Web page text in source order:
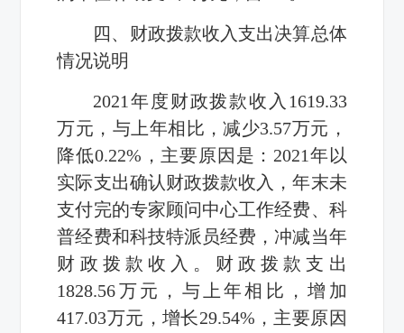
四、财政拨款收入支出决算总体
情况说明
2021年度财政拨款收入1619.33
万元，与上年相比，减少3.57万元，
降低0.22%，主要原因是：2021年以
实际支出确认财政拨款收入，年末未
支付完的专家顾问中心工作经费、科
普经费和科技特派员经费，冲减当年
财政拨款收入。财政拨款支出
1828.56万元，与上年相比，增加
417.03万元，增长29.54%，主要原因